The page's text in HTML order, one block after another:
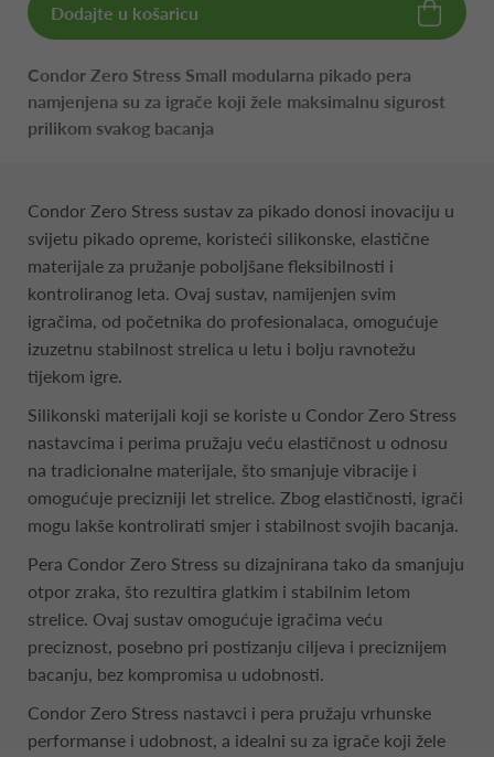
Dodajte u košaricu
Condor Zero Stress Small modularna pikado pera
namjenjena su za igrače koji žele maksimalnu sigurost
prilikom svakog bacanja
Condor Zero Stress sustav za pikado donosi inovaciju u
svijetu pikado opreme, koristeći silikonske, elastične
materijale za pružanje poboljšane fleksibilnosti i
kontroliranog leta. Ovaj sustav, namijenjen svim
igračima, od početnika do profesionalaca, omogućuje
izuzetnu stabilnost strelica u letu i bolju ravnotežu
tijekom igre.
Silikonski materijali koji se koriste u Condor Zero Stress
nastavcima i perima pružaju veću elastičnost u odnosu
na tradicionalne materijale, što smanjuje vibracije i
omogućuje precizniji let strelice. Zbog elastičnosti, igrači
mogu lakše kontrolirati smjer i stabilnost svojih bacanja.
Pera Condor Zero Stress su dizajnirana tako da smanjuju
otpor zraka, što rezultira glatkim i stabilnim letom
strelice. Ovaj sustav omogućuje igračima veću
preciznost, posebno pri postizanju ciljeva i preciznijem
bacanju, bez kompromisa u udobnosti.
Condor Zero Stress nastavci i pera pružaju vrhunske
performanse i udobnost, a idealni su za igrače koji žele